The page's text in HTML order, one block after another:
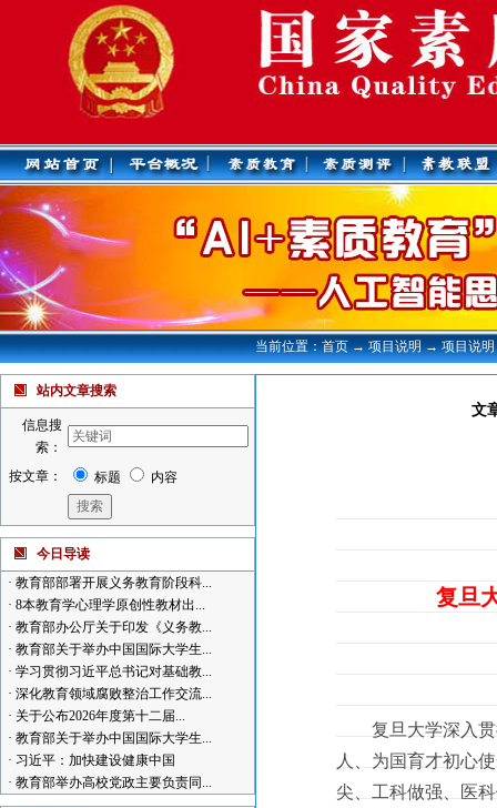
当前位置：首页 → 项目说明 → 项目说明
站内文章搜索
信息搜
索：
按文章：
标题 内容
今日导读
· 教育部部署开展义务教育阶段科...
· 8本教育学心理学原创性教材出...
· 教育部办公厅关于印发《义务教...
· 教育部关于举办中国国际大学生...
· 学习贯彻习近平总书记对基础教...
· 深化教育领域腐败整治工作交流...
· 关于公布2026年度第十二届...
· 教育部关于举办中国国际大学生...
· 习近平：加快建设健康中国
· 教育部举办高校党政主要负责同...
文
复旦
复旦大学深入贯
人、为国育才初心
尖、工科做强、医